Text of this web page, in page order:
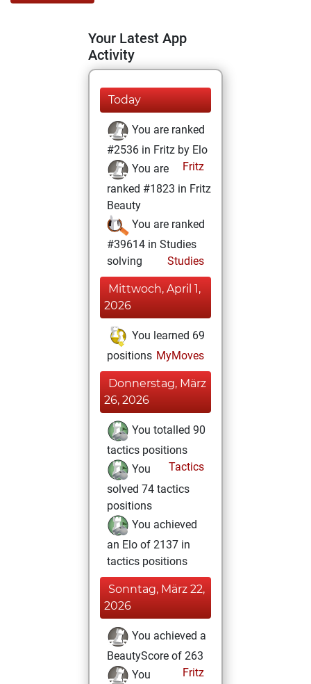
Your Latest App
Activity
Today
You are ranked
#2536 in Fritz by Elo
Fritz
You are
ranked #1823 in Fritz
Beauty
You are ranked
#39614 in Studies
solving
Studies
Mittwoch, April 1,
2026
You learned 69
positions MyMoves
Donnerstag, März
26, 2026
You totalled 90
tactics positions
Tactics
You
solved 74 tactics
positions
You achieved
an Elo of 2137 in
tactics positions
Sonntag, März 22,
2026
You achieved a
BeautyScore of 263
Fritz
You